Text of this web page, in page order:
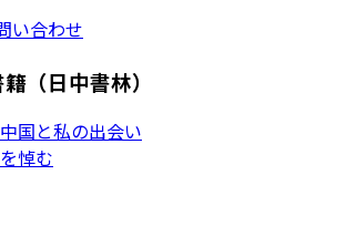
い合わせ
（日中書林）
と私の出会い
悼む